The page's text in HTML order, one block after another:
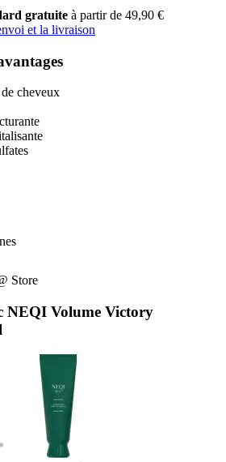
gratuite à partir de 49,90 €
et la livraison
cheveux
Store
NEQI Volume Victory